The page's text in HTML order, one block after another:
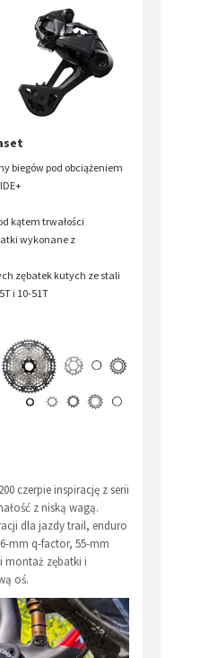
biegów pod obciążeniem
kątem trwałości
wykonane z
zębatek kutych ze stali
i 10-51T
czerpie inspirację z serii
z niską wagą.
dla jazdy trail, enduro
mm q-factor, 55-mm
montaż zębatki i
oś.